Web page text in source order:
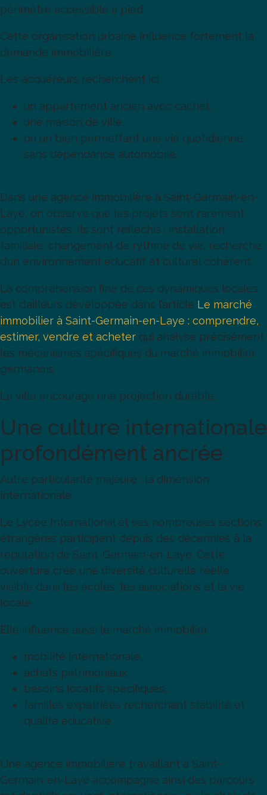
périmètre accessible à pied.
Cette organisation urbaine influence fortement la
demande immobilière.
Les acquéreurs recherchent ici :
un appartement ancien avec cachet,
une maison de ville,
ou un bien permettant une vie quotidienne
sans dépendance automobile.
Dans une agence immobilière à Saint-Germain-en-
Laye, on observe que les projets sont rarement
opportunistes. Ils sont réfléchis : installation
familiale, changement de rythme de vie, recherche
d’un environnement éducatif et culturel cohérent.
La compréhension fine de ces dynamiques locales
est d’ailleurs développée dans l’article Le marché
immobilier à Saint-Germain-en-Laye : comprendre,
estimer, vendre et acheter qui analyse précisément
les mécanismes spécifiques du marché immobilier
germanois.
La ville encourage une projection durable.
Une culture internationale
profondément ancrée
Autre particularité majeure : la dimension
internationale.
Le Lycée International et ses nombreuses sections
étrangères participent depuis des décennies à la
réputation de Saint-Germain-en-Laye. Cette
ouverture crée une diversité culturelle réelle,
visible dans les écoles, les associations et la vie
locale.
Elle influence aussi le marché immobilier :
mobilité internationale,
achats patrimoniaux,
besoins locatifs spécifiques,
familles expatriées recherchant stabilité et
qualité éducative.
Une agence immobilière travaillant à Saint-
Germain-en-Laye accompagne ainsi des parcours